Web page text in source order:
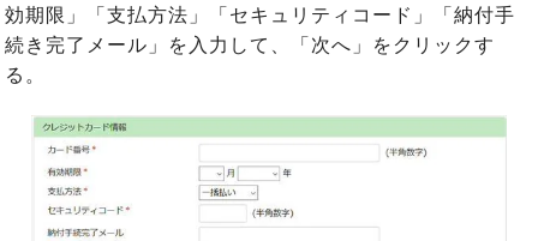
効期限」「支払方法」「セキュリティコード」「納付手
続き完了メール」を入力して、「次へ」をクリックす
る。